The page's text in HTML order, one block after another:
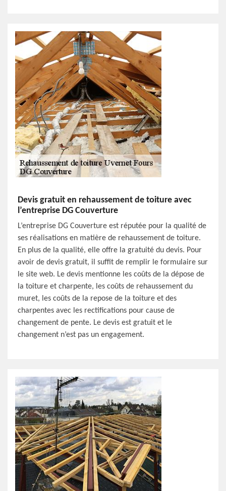
Devis gratuit en rehaussement de toiture avec
l’entreprise DG Couverture
L’entreprise DG Couverture est réputée pour la qualité de
ses réalisations en matière de rehaussement de toiture.
En plus de la qualité, elle offre la gratuité du devis. Pour
avoir de devis gratuit, il suffit de remplir le formulaire sur
le site web. Le devis mentionne les coûts de la dépose de
la toiture et charpente, les coûts de rehaussement du
muret, les coûts de la repose de la toiture et des
charpentes avec les rectifications pour cause de
changement de pente. Le devis est gratuit et le
changement n’est pas un engagement.